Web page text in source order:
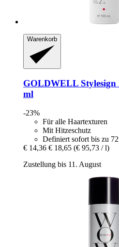
Warenkorb
GOLDWELL
ml
-23%
Für alle Haartexturen
Mit Hitzeschutz
Definiert sofort bis zu
€ 14,36 € 18,65 (€ 95,73 / l)
Zustellung bis 11. August